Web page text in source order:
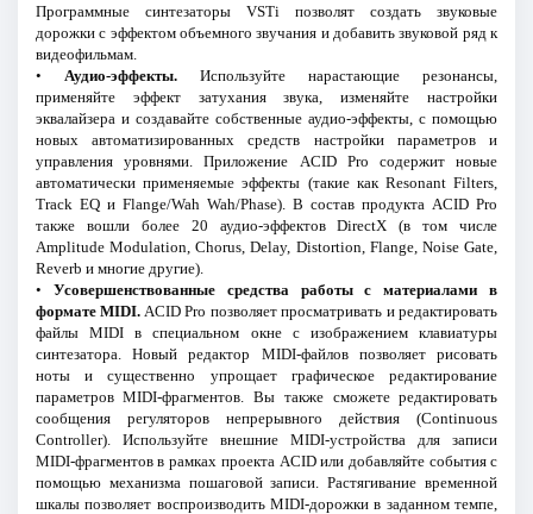
Программные синтезаторы VSTi позволят создать звуковые
дорожки с эффектом объемного звучания и добавить звуковой ряд к
видеофильмам.
• Аудио-эффекты.Используйте нарастающие резонансы,
применяйте эффект затухания звука, изменяйте настройки
эквалайзера и создавайте собственные аудио-эффекты, с помощью
новых автоматизированных средств настройки параметров и
управления уровнями. Приложение ACID Pro содержит новые
автоматически применяемые эффекты (такие как Resonant Filters,
Track EQ и Flange/Wah Wah/Phase). В состав продукта ACID Pro
также вошли более 20 аудио-эффектов DirectX (в том числе
Amplitude Modulation, Chorus, Delay, Distortion, Flange, Noise Gate,
Reverb и многие другие).
• Усовершенствованные средства работы с материалами в
формате MIDI. ACID Pro позволяет просматривать и редактировать
файлы MIDI в специальном окне с изображением клавиатуры
синтезатора. Новый редактор MIDI-файлов позволяет рисовать
ноты и существенно упрощает графическое редактирование
параметров MIDI-фрагментов. Вы также сможете редактировать
сообщения регуляторов непрерывного действия (Continuous
Controller). Используйте внешние MIDI-устройства для записи
MIDI-фрагментов в рамках проекта ACID или добавляйте события с
помощью механизма пошаговой записи. Растягивание временной
шкалы позволяет воспроизводить MIDI-дорожки в заданном темпе,